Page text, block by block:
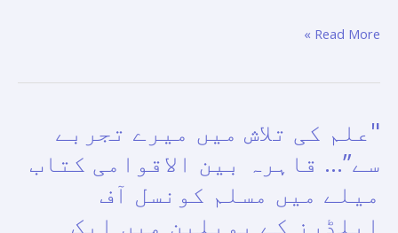
Read More »
"علم کی تلاش میں میرے تجربے
سے”… قاہرہ بین الاقوامی کتاب
میلے میں مسلم کونسل آف
ایلڈرز کے پویلین میں ایک
"علم
تلاش
میں
میرے